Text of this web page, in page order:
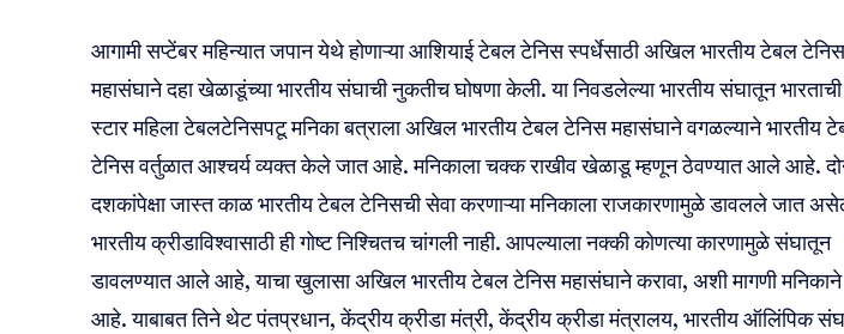
आगामी सप्टेंबर महिन्यात जपान येथे होणाऱ्या आशियाई टेबल टेनिस स्पर्धेसाठी अखिल भारतीय टेबल टेनिस
महासंघाने‌ दहा खेळाडूंच्या भारतीय संघाची नुकतीच घोषणा केली. या निवडलेल्या भारतीय संघातून
स्टार महिला टेबलटेनिसपटू मनिका बत्राला अखिल भारतीय टेबल टेनिस महासंघाने वगळल्याने भारतीय
टेनिस वर्तुळात आश्चर्य व्यक्त केले जात आहे. मनिकाला चक्क राखीव खेळाडू म्हणून ठेवण्यात आले आहे.
दशकांपेक्षा जास्त काळ भारतीय टेबल टेनिसची सेवा करणाऱ्या मनिकाला राजकारणामुळे डावलले जात
भारतीय क्रीडाविश्वासाठी ही गोष्ट निश्चितच चांगली नाही. आपल्याला नक्की कोणत्या कारणामुळे संघातून
डावलण्यात आले आहे, याचा खुलासा अखिल भारतीय टेबल टेनिस महासंघाने करावा, अशी मागणी
आहे. याबाबत तिने थेट पंतप्रधान, केंद्रीय क्रीडा मंत्री, केंद्रीय क्रीडा मंत्रालय, भारतीय ऑलिंपिक